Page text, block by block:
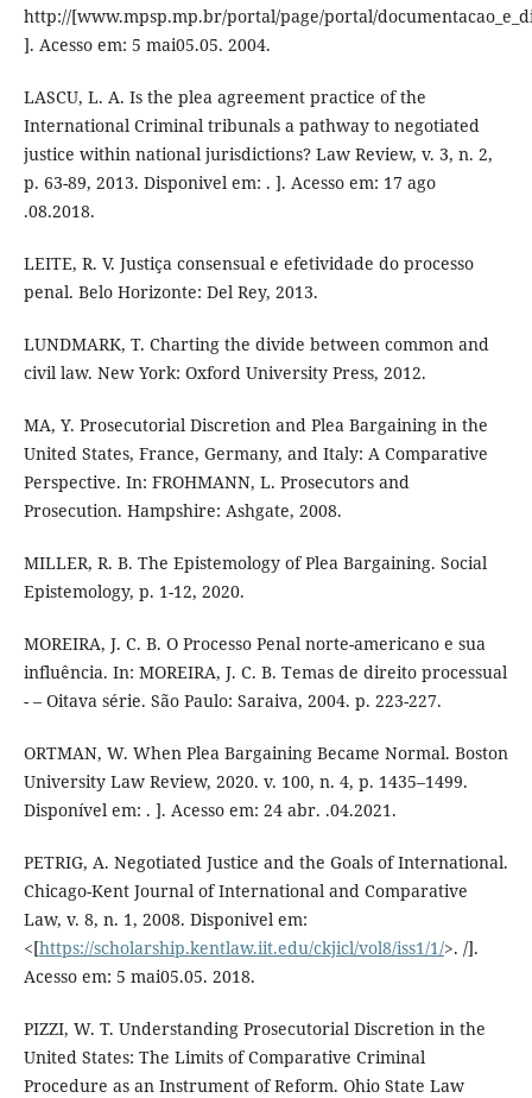
http://[www.mpsp.mp.br/portal/page/portal/
]. Acesso em: 5 mai05.05. 2004.
LASCU, L. A. Is the plea agreement practice of the
International Criminal tribunals a pathway to negotiated
justice within national jurisdictions? Law Review, v. 3, n. 2,
p. 63-89, 2013. Disponivel em: . ]. Acesso em: 17 ago
.08.2018.
LEITE, R. V. Justiça consensual e efetividade do processo
penal. Belo Horizonte: Del Rey, 2013.
LUNDMARK, T. Charting the divide between common and
civil law. New York: Oxford University Press, 2012.
MA, Y. Prosecutorial Discretion and Plea Bargaining in the
United States, France, Germany, and Italy: A Comparative
Perspective. In: FROHMANN, L. Prosecutors and
Prosecution. Hampshire: Ashgate, 2008.
MILLER, R. B. The Epistemology of Plea Bargaining. Social
Epistemology, p. 1-12, 2020.
MOREIRA, J. C. B. O Processo Penal norte-americano e sua
influência. In: MOREIRA, J. C. B. Temas de direito processual
- – Oitava série. São Paulo: Saraiva, 2004. p. 223-227.
ORTMAN, W. When Plea Bargaining Became Normal. Boston
University Law Review, 2020. v. 100, n. 4, p. 1435–1499.
Disponível em: . ]. Acesso em: 24 abr. .04.2021.
PETRIG, A. Negotiated Justice and the Goals of International.
Chicago-Kent Journal of International and Comparative
Law, v. 8, n. 1, 2008. Disponivel em:
<[https://scholarship.kentlaw.iit.edu/ckjicl/vol8/iss1/1/>. /].
Acesso em: 5 mai05.05. 2018.
PIZZI, W. T. Understanding Prosecutorial Discretion in the
United States: The Limits of Comparative Criminal
Procedure as an Instrument of Reform. Ohio State Law